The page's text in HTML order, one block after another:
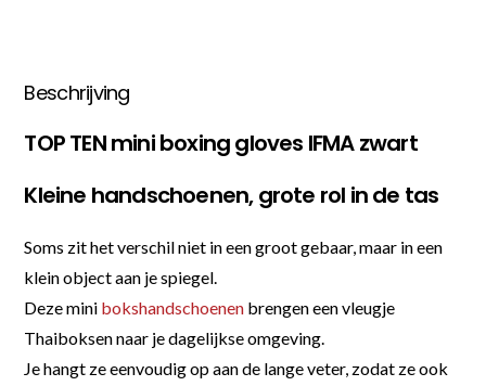
Beschrijving
TOP TEN mini boxing gloves IFMA zwart
Kleine handschoenen, grote rol in de tas
Soms zit het verschil niet in een groot gebaar, maar in een
klein object aan je spiegel.
Deze mini bokshandschoenen brengen een vleugje
Thaiboksen naar je dagelijkse omgeving.
Je hangt ze eenvoudig op aan de lange veter, zodat ze ook